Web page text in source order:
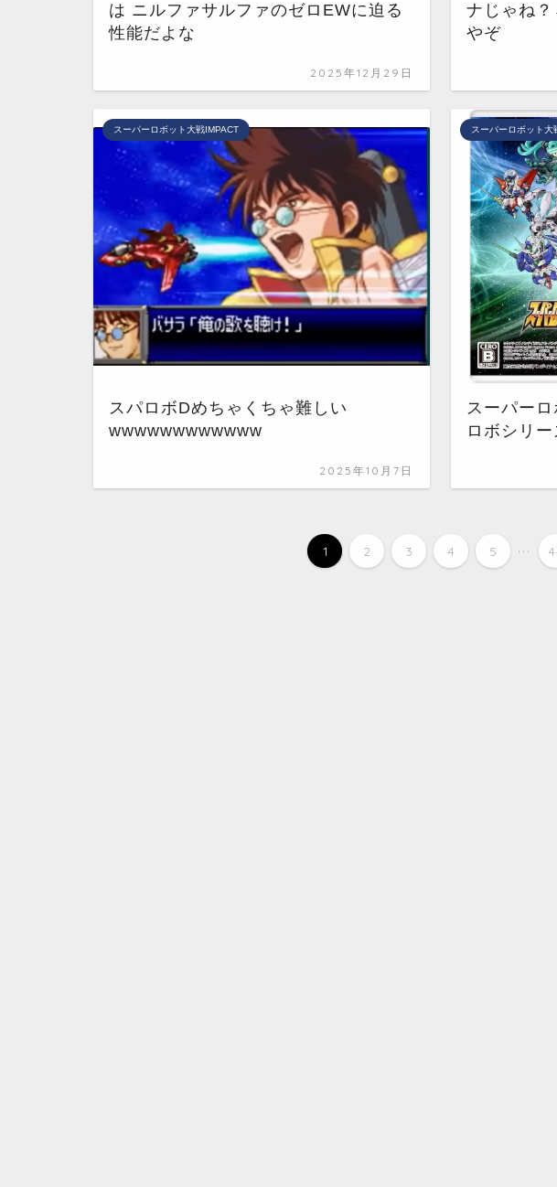
は ニルファサルファのゼロEWに迫る
性能だよな
2025年12月29日
ナじゃね
やぞ
スーパーロボット大戦IMPACT
スパロボDめちゃくちゃ難しい
wwwwwwwwwwww
2025年10月7日
スーパーロボット大
スーパー
ロボシリ
1 2 3 4 5 ...